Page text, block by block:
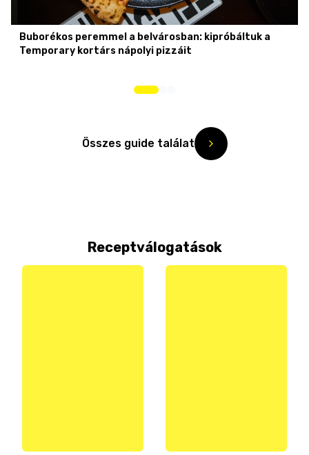
Buborékos peremmel a belvárosban: kipróbáltuk a
Temporary kortárs nápolyi pizzáit
Összes guide találat
Receptválogatások